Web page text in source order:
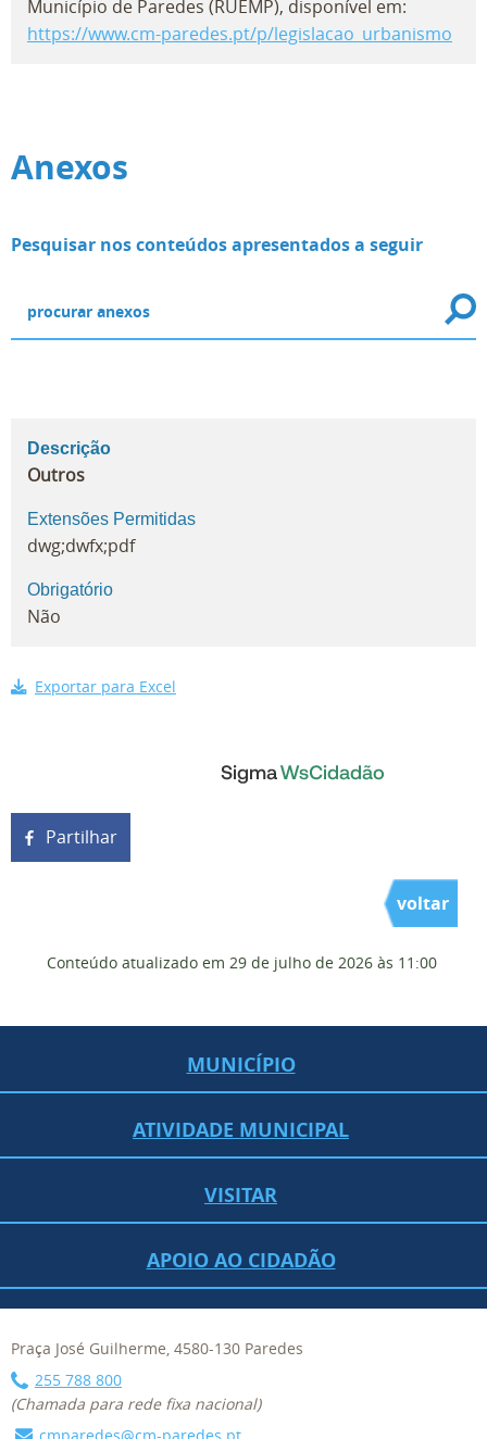
Município de Paredes (RUEMP), disponível em:
https://www.cm-paredes.pt/p/legislacao_urbanismo
Anexos
Pesquisar nos conteúdos apresentados a seguir
Descrição
Outros
Extensões Permitidas
dwg;dwfx;pdf
Obrigatório
Não
Exportar para Excel
Partilhar
voltar
Conteúdo atualizado em 29 de julho de 2026 às 11:00
MUNICÍPIO
ATIVIDADE MUNICIPAL
VISITAR
APOIO AO CIDADÃO
Praça José Guilherme, 4580-130 Paredes
255 788 800
(Chamada para rede fixa nacional)
cmparedes@cm-paredes.pt